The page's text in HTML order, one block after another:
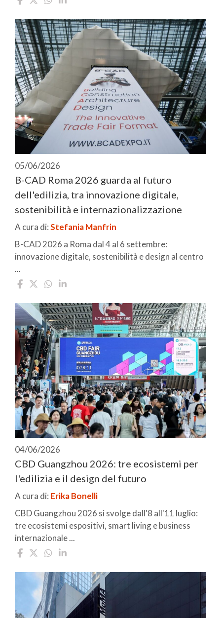
05/06/2026
B-CAD Roma 2026 guarda al futuro
dell'edilizia, tra innovazione digitale,
sostenibilità e internazionalizzazione
A cura di:Stefania Manfrin
B-CAD 2026 a Roma dal 4 al 6 settembre:
innovazione digitale, sostenibilità e design al centro
...
04/06/2026
CBD Guangzhou 2026: tre ecosistemi per
l'edilizia e il design del futuro
A cura di: Erika Bonelli
CBD Guangzhou 2026 si svolge dall'8 all'11 luglio:
tre ecosistemi espositivi, smart living e business
internazionale ...